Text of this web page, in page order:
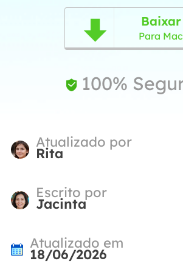
 Baixar
Para Mac
 100%
Atualizado por
Rita
Escrito por
Jacinta
Atualizado em
18/06/2026